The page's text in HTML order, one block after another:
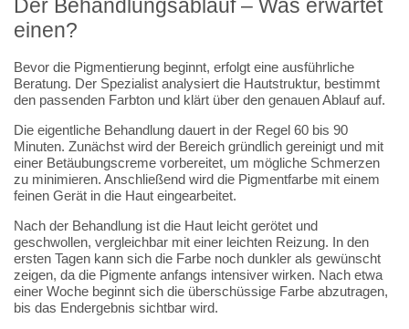
Der Behandlungsablauf – Was erwartet
einen?
Bevor die Pigmentierung beginnt, erfolgt eine ausführliche
Beratung. Der Spezialist analysiert die Hautstruktur, bestimmt
den passenden Farbton und klärt über den genauen Ablauf auf.
Die eigentliche Behandlung dauert in der Regel 60 bis 90
Minuten. Zunächst wird der Bereich gründlich gereinigt und mit
einer Betäubungscreme vorbereitet, um mögliche Schmerzen
zu minimieren. Anschließend wird die Pigmentfarbe mit einem
feinen Gerät in die Haut eingearbeitet.
Nach der Behandlung ist die Haut leicht gerötet und
geschwollen, vergleichbar mit einer leichten Reizung. In den
ersten Tagen kann sich die Farbe noch dunkler als gewünscht
zeigen, da die Pigmente anfangs intensiver wirken. Nach etwa
einer Woche beginnt sich die überschüssige Farbe abzutragen,
bis das Endergebnis sichtbar wird.